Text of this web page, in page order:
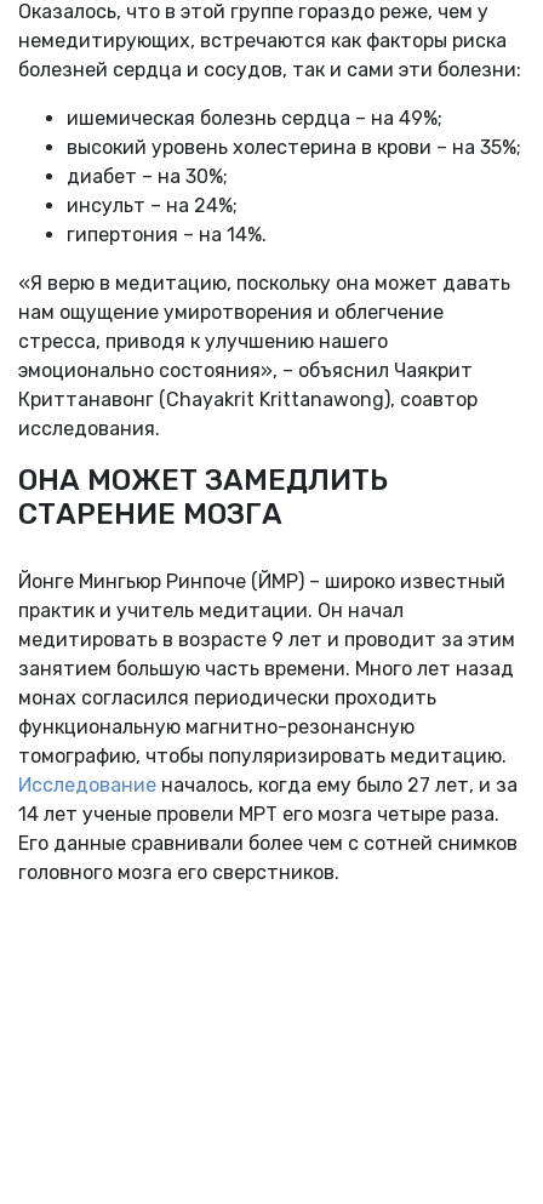
Оказалось, что в этой группе гораздо реже, чем у
немедитирующих, встречаются как факторы риска
болезней сердца и сосудов, так и сами эти болезни:
ишемическая болезнь сердца – на 49%;
высокий уровень холестерина в крови – на 35%;
диабет – на 30%;
инсульт – на 24%;
гипертония – на 14%.
«Я верю в медитацию, поскольку она может давать
нам ощущение умиротворения и облегчение
стресса, приводя к улучшению нашего
эмоционально состояния», – объяснил Чаякрит
Криттанавонг (Chayakrit Krittanawong), соавтор
исследования.
ОНА МОЖЕТ ЗАМЕДЛИТЬ
СТАРЕНИЕ МОЗГА
Йонге Мингьюр Ринпоче (ЙМР) – широко известный
практик и учитель медитации. Он начал
медитировать в возрасте 9 лет и проводит за этим
занятием большую часть времени. Много лет назад
монах согласился периодически проходить
функциональную магнитно-резонансную
томографию, чтобы популяризировать медитацию.
Исследование началось, когда ему было 27 лет, и за
14 лет ученые провели МРТ его мозга четыре раза.
Его данные сравнивали более чем с сотней снимков
головного мозга его сверстников.